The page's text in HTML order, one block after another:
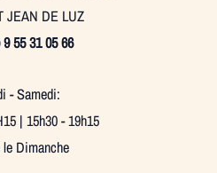
JEAN DE LUZ
55 31 05 66
- Samedi:
| 15h30 - 19h15
le Dimanche